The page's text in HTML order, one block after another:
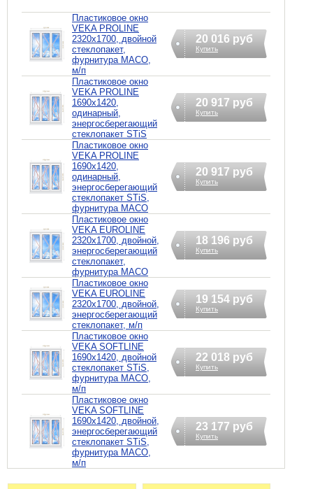
Пластиковое окно
VEKA PROLINE
2320х1700, двойной
стеклопакет,
фурнитура MACO,
м/п
20 016 руб
Купить
Пластиковое окно
VEKA PROLINE
1690х1420,
одинарный,
энергосберегающий
стеклопакет STiS
20 917 руб
Купить
Пластиковое окно
VEKA PROLINE
1690х1420,
одинарный,
энергосберегающий
стеклопакет STiS,
фурнитура MACO
20 917 руб
Купить
Пластиковое окно
VEKA EUROLINE
2320х1700, двойной,
энергосберегающий
стеклопакет,
фурнитура MACO
18 196 руб
Купить
Пластиковое окно
VEKA EUROLINE
2320х1700, двойной,
энергосберегающий
стеклопакет, м/п
19 154 руб
Купить
Пластиковое окно
VEKA SOFTLINE
1690х1420, двойной
стеклопакет STiS,
фурнитура MACO,
м/п
22 018 руб
Купить
Пластиковое окно
VEKA SOFTLINE
1690х1420, двойной,
энергосберегающий
стеклопакет STiS,
фурнитура MACO,
м/п
23 177 руб
Купить